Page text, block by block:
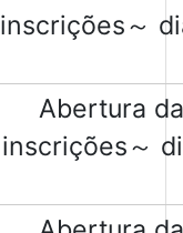
inscrições～
Abertura
inscrições～